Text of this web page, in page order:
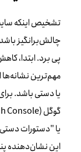
تشخیص اینکه
چالش‌برانگیز
پی برد. ابتدا،
مهم‌ترین نشانه‌ها
یا دستی باشد.
یا "دستورات
این نشان‌دهنده